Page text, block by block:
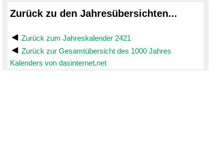
Zurück zu den Jahresübersichten...
Zurück zum Jahreskalender 2421
Zurück zur Gesamtübersicht des 1000 Jahres
Kalenders von dasinternet.net